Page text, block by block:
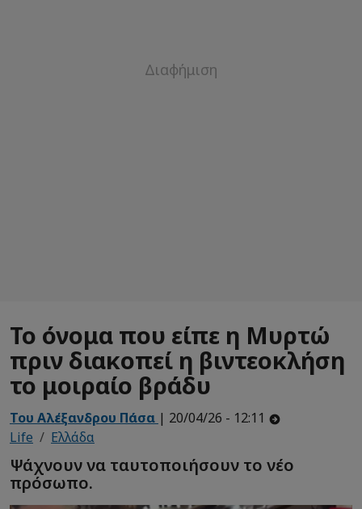
Το όνομα που είπε η Μυρτώ
πριν διακοπεί η βιντεοκλήση
το μοιραίο βράδυ
Του Αλέξανδρου Πάσα | 20/04/26 - 12:11
Life
Ελλάδα
Ψάχνουν να ταυτοποιήσουν το νέο
πρόσωπο.